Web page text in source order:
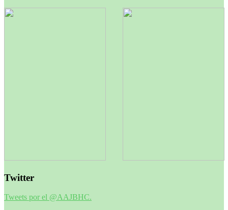
Twitter
Tweets por el @AAJBHC.